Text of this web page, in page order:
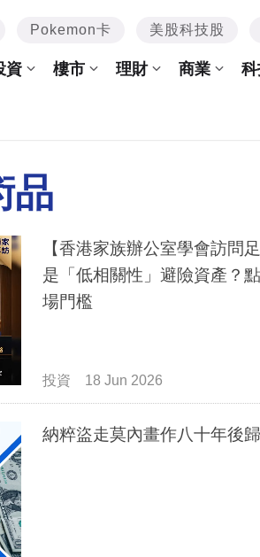
Pokemon卡 美股科技股
資 樓市 理財 商業
品
【香港家族辦公室學會訪問
是「低相關性」避險資產？
場門檻
投資 18 Jun 2026
納粹盜走莫內畫作八十年後